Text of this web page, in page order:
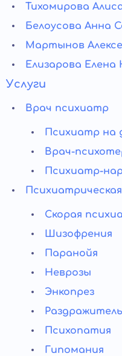
Тихомирова
Белоусова Анна
Мартынов
Елизарова Елена
Услуги
Врач психиатр
Психиатр на
Врач-
Психиатр-
Скорая
Шизофрения
Паранойя
Неврозы
Энкопрез
Психопатия
Гипомания